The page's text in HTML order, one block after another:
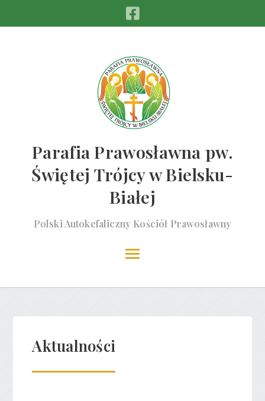
Parafia Prawosławna pw.
Świętej Trójcy w Bielsku-
Białej
Polski Autokefaliczny Kościół Prawosławny
Aktualności